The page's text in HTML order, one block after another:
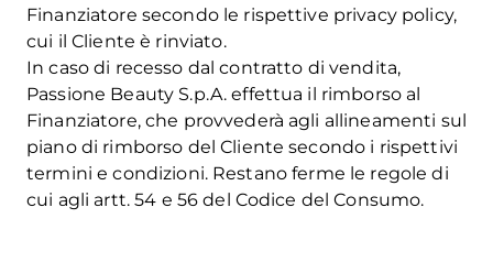
Finanziatore secondo le rispettive privacy policy,
cui il Cliente è rinviato.
In caso di recesso dal contratto di vendita,
Passione Beauty S.p.A. effettua il rimborso al
Finanziatore, che provvederà agli allineamenti sul
piano di rimborso del Cliente secondo i rispettivi
termini e condizioni. Restano ferme le regole di
cui agli artt. 54 e 56 del Codice del Consumo.